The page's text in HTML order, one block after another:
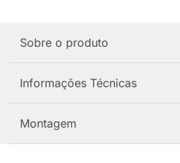
Sobre o produto
Informações Técnicas
Montagem